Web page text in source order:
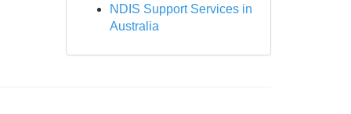
NDIS Support Services in
Australia